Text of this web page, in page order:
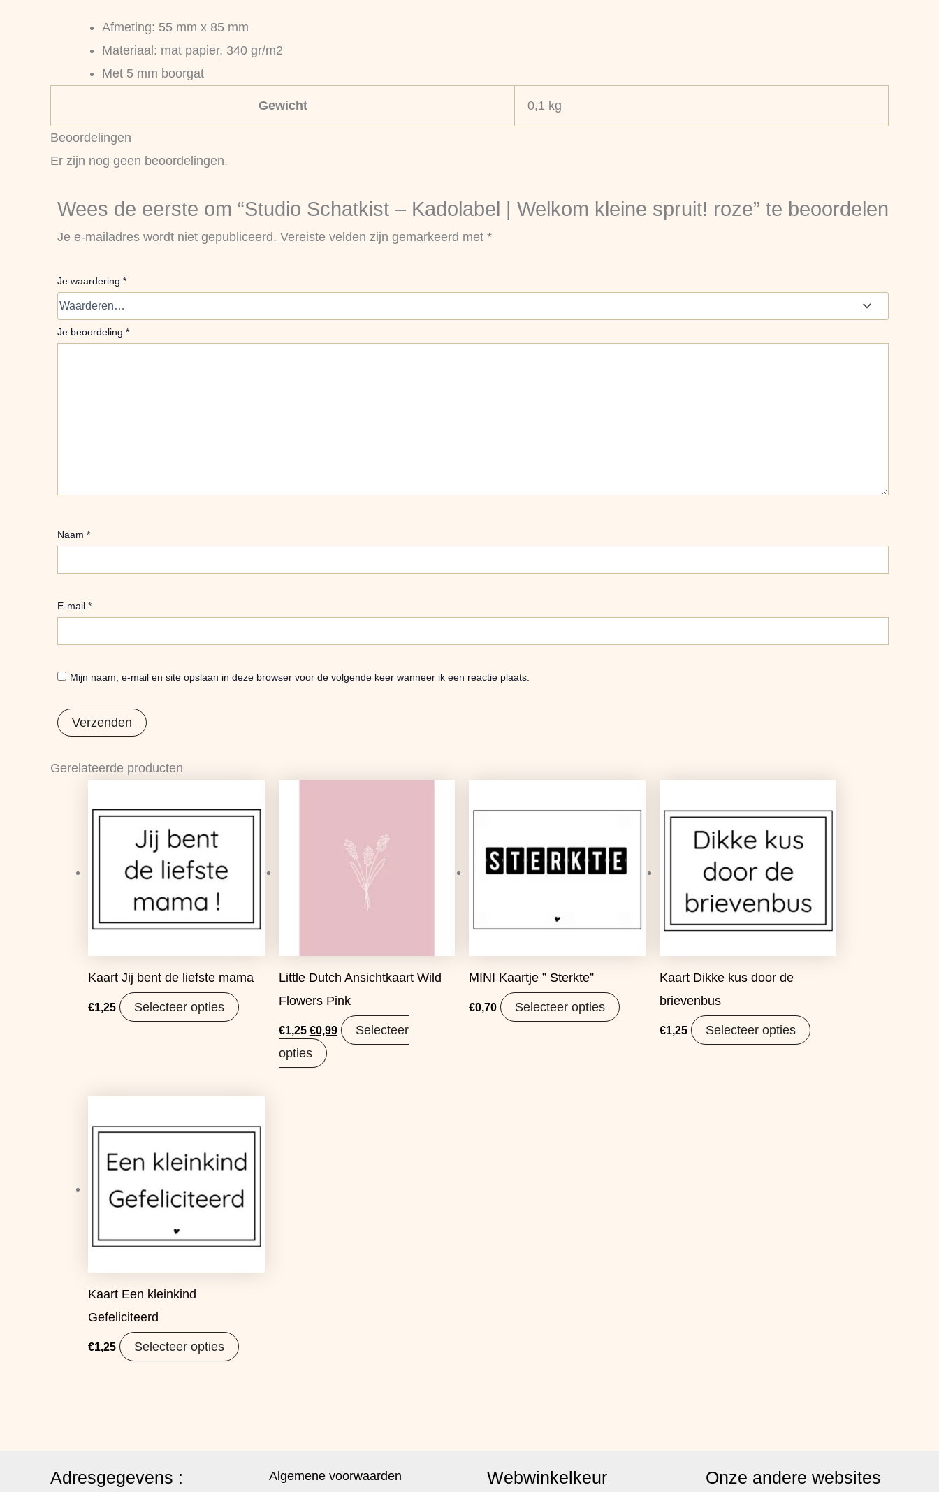
Afmeting: 55 mm x 85 mm
Materiaal: mat papier, 340 gr/m2
Met 5 mm boorgat
Gewicht 0,1 kg
Beoordelingen
Er zijn nog geen beoordelingen.
Wees de eerste om “Studio Schatkist – Kadolabel | Welkom kleine spruit! roze” te beoordelen
Je e-mailadres wordt niet gepubliceerd. Vereiste velden zijn gemarkeerd met *
Je waardering *
Je beoordeling *
Naam *
E-mail *
Mijn naam, e-mail en site opslaan in deze browser voor de volgende keer wanneer ik een reactie plaats.
Gerelateerde producten
Kaart Jij bent de liefste mama
€1,25 Selecteer opties
Little Dutch Ansichtkaart Wild
Flowers Pink
€1,25 €0,99
Selecteer
opties
MINI Kaartje ” Sterkte”
€0,70 Selecteer opties
Kaart Dikke kus door de
brievenbus
€1,25 Selecteer opties
Kaart Een kleinkind
Gefeliciteerd
€1,25 Selecteer opties
Adresgegevens : Algemene voorwaarden Webwinkelkeur Onze andere websites